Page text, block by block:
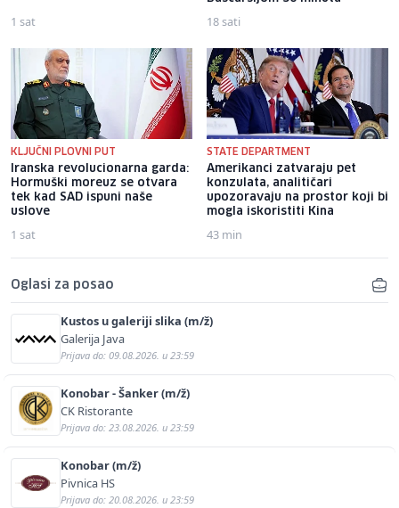
1 sat 18 sati
KLJUČNI PLOVNI PUT
Iranska revolucionarna garda:
Hormuški moreuz se otvara
tek kad SAD ispuni naše
uslove
1 sat
STATE DEPARTMENT
Amerikanci zatvaraju pet
konzulata, analitičari
upozoravaju na prostor koji bi
mogla iskoristiti Kina
43 min
Oglasi za posao
Kustos u galeriji slika (m/ž)
Galerija Java
Prijava do: 09.08.2026. u 23:59
Konobar - Šanker (m/ž)
CK Ristorante
Prijava do: 23.08.2026. u 23:59
Konobar (m/ž)
Pivnica HS
Prijava do: 20.08.2026. u 23:59